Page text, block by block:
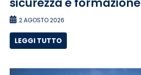
2 AGOSTO 2026
LEGGI TUTTO